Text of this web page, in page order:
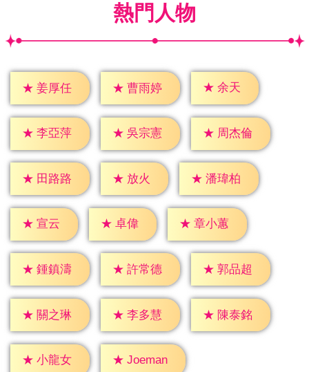
熱門人物
★ 姜厚任 ★ 曹雨婷 ★ 余天
★ 李亞萍 ★ 吳宗憲 ★ 周杰倫
★ 田路路 ★ 放火 ★ 潘瑋柏
★ 宣云 ★ 卓偉 ★ 章小蕙
★ 鍾鎮濤 ★ 許常德 ★ 郭品超
★ 關之琳 ★ 李多慧 ★ 陳泰銘
★ 小龍女 ★ Joeman